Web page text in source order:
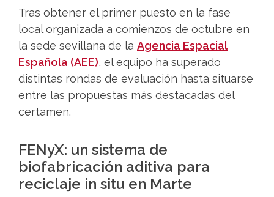
Tras obtener el primer puesto en la fase
local organizada a comienzos de octubre en
la sede sevillana de la Agencia Espacial
Española (AEE), el equipo ha superado
distintas rondas de evaluación hasta situarse
entre las propuestas más destacadas del
certamen.
FENyX: un sistema de
biofabricación aditiva para
reciclaje in situ en Marte